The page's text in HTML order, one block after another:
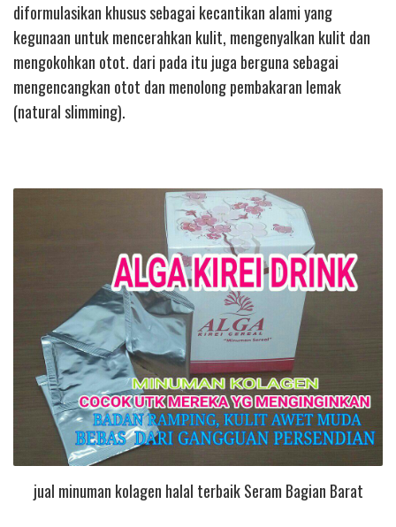
diformulasikan khusus sebagai kecantikan alami yang
kegunaan untuk mencerahkan kulit, mengenyalkan kulit dan
mengokohkan otot. dari pada itu juga berguna sebagai
mengencangkan otot dan menolong pembakaran lemak
(natural slimming).
jual minuman kolagen halal terbaik Seram Bagian Barat